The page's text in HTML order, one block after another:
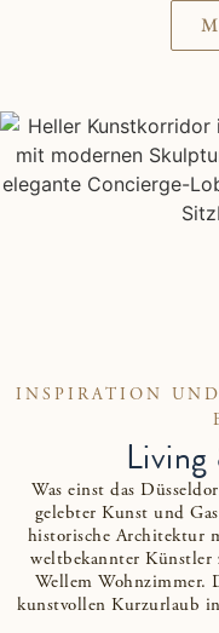
INSPIRATION
Living
Was einst das
gelebter Kunst und
historische Architektur
weltbekannter Künstler
Wellem Wohnzimmer.
kunstvollen Kurzurlaub